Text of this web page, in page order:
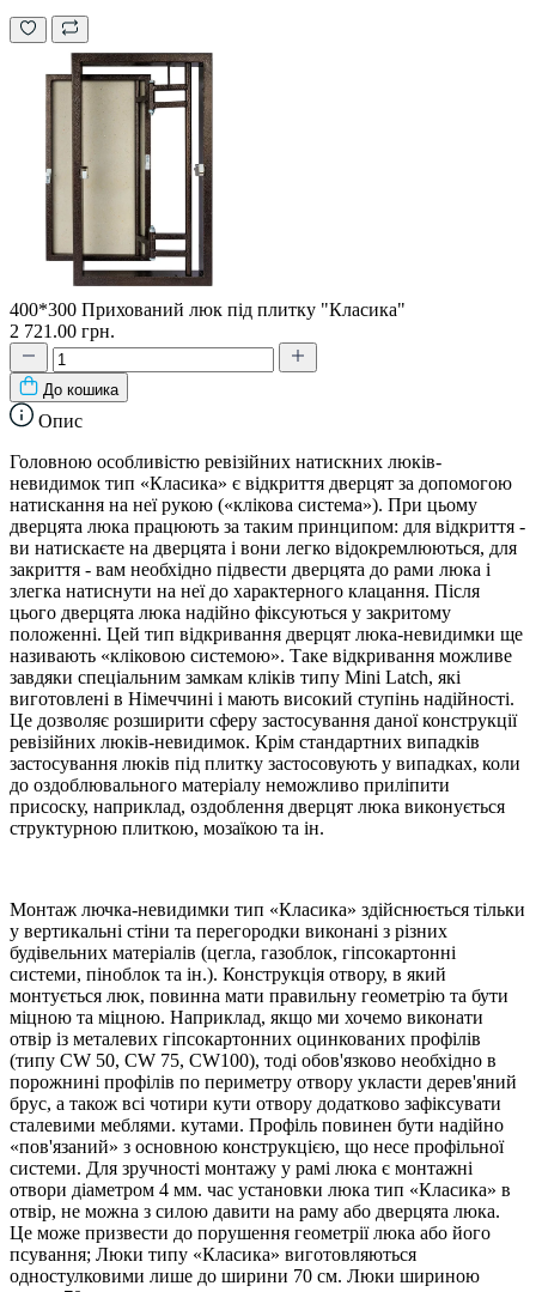
400*300 Прихований люк під плитку "Класика"
2 721.00 грн.
До кошика
Опис
Головною особливістю ревізійних натискних люків-
невидимок тип «Класика» є відкриття дверцят за допомогою
натискання на неї рукою («клікова система»). При цьому
дверцята люка працюють за таким принципом: для відкриття -
ви натискаєте на дверцята і вони легко відокремлюються, для
закриття - вам необхідно підвести дверцята до рами люка і
злегка натиснути на неї до характерного клацання. Після
цього дверцята люка надійно фіксуються у закритому
положенні. Цей тип відкривання дверцят люка-невидимки ще
називають «кліковою системою». Таке відкривання можливе
завдяки спеціальним замкам кліків типу Mini Latch, які
виготовлені в Німеччині і мають високий ступінь надійності.
Це дозволяє розширити сферу застосування даної конструкції
ревізійних люків-невидимок. Крім стандартних випадків
застосування люків під плитку застосовують у випадках, коли
до оздоблювального матеріалу неможливо приліпити
присоску, наприклад, оздоблення дверцят люка виконується
структурною плиткою, мозаїкою та ін.
Монтаж лючка-невидимки тип «Класика» здійснюється тільки
у вертикальні стіни та перегородки виконані з різних
будівельних матеріалів (цегла, газоблок, гіпсокартонні
системи, піноблок та ін.). Конструкція отвору, в який
монтується люк, повинна мати правильну геометрію та бути
міцною та міцною. Наприклад, якщо ми хочемо виконати
отвір із металевих гіпсокартонних оцинкованих профілів
(типу CW 50, CW 75, CW100), тоді обов'язково необхідно в
порожнині профілів по периметру отвору укласти дерев'яний
брус, а також всі чотири кути отвору додатково зафіксувати
сталевими меблями. кутами. Профіль повинен бути надійно
«пов'язаний» з основною конструкцією, що несе профільної
системи. Для зручності монтажу у рамі люка є монтажні
отвори діаметром 4 мм. час установки люка тип «Класика» в
отвір, не можна з силою давити на раму або дверцята люка.
Це може призвести до порушення геометрії люка або його
псування; Люки типу «Класика» виготовляються
одностулковими лише до ширини 70 см. Люки шириною